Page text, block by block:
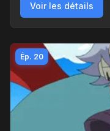
Voir les détails
Ép. 20